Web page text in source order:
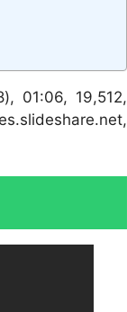
01:06, 19,512,